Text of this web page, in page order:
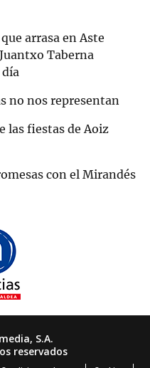
arrasa en Aste
Taberna
no nos representan
las fiestas de Aoiz
con el Mirandés
S.A.
reservados